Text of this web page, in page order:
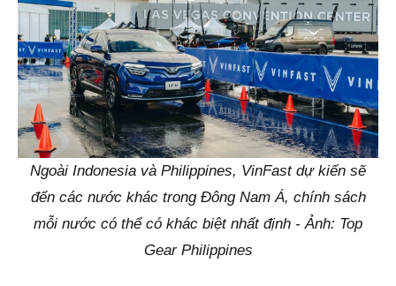
Ngoài Indonesia và Philippines, VinFast dự kiến sẽ
đến các nước khác trong Đông Nam Á, chính sách
mỗi nước có thể có khác biệt nhất định - Ảnh: Top
Gear Philippines